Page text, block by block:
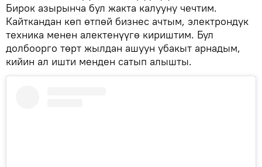
Бирок азырынча бул жакта калууну чечтим.
Кайткандан көп өтпөй бизнес ачтым, электрондук
техника менен алектенүүгө кириштим. Бул
долбоорго төрт жылдан ашуун убакыт арнадым,
кийин ал ишти менден сатып алышты.